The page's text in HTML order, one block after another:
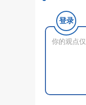
登录